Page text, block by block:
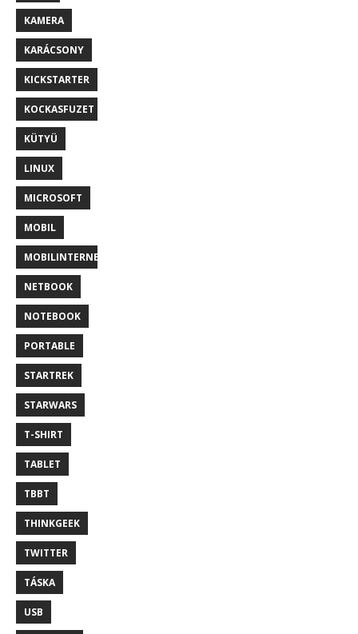
KAMERA
KARÁCSONY
KICKSTARTER
KOCKASFUZET
KÜTYÜ
LINUX
MICROSOFT
MOBIL
MOBILINTERNET
NETBOOK
NOTEBOOK
PORTABLE
STARTREK
STARWARS
T-SHIRT
TABLET
TBBT
THINKGEEK
TWITTER
TÁSKA
USB